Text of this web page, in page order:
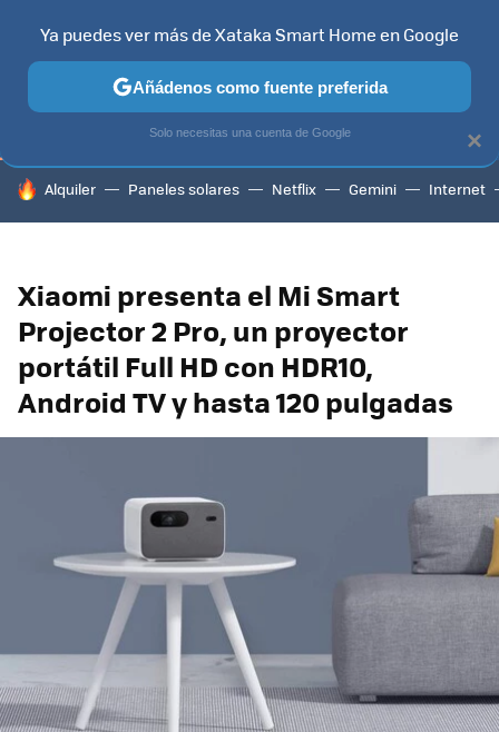
TELEVISORES CONTENIDOS SMART TV SELECCIÓN
HOY SE HABLA DE
Alquiler Paneles solares Netflix Gemini Internet
Xiaomi presenta el Mi Smart
Projector 2 Pro, un proyector
portátil Full HD con HDR10,
Android TV y hasta 120 pulgadas
×
Ya puedes ver más de Xataka Smart Home en Google
Añádenos como fuente preferida
Solo necesitas una cuenta de Google